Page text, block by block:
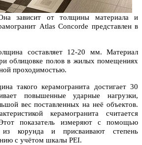
зависит от толщины материала и
Atlas Concorde представлен в
составляет 12-20 мм. Материал
облицовке полов в жилых помещениях
проходимостью.
такого керамогранита достигает 30
повышенные ударные нагрузки,
вес поставленных на неё объектов.
керамогранита считается
Этот показатель измеряют с помощью
из корунда и присваивают степень
с учётом шкалы PEI.